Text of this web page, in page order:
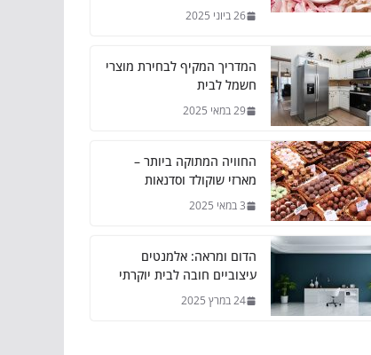
26 ביוני 2025
המדריך המקיף לבחירת מוצרי
חשמל לבית
29 במאי 2025
החוויה המתוקה ביותר –
מארזי שוקולד וסדנאות
3 במאי 2025
הדום ומראה: אלמנטים
עיצוביים חובה לבית יוקרתי
24 במרץ 2025